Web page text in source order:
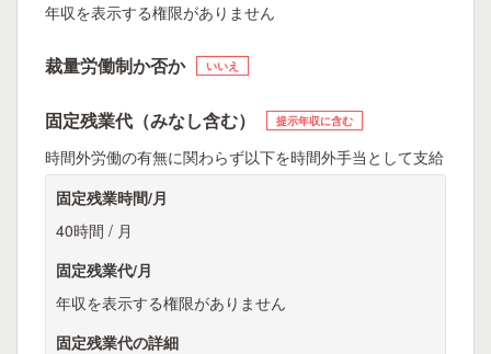
年収を表示する権限がありません
裁量労働制か否か いいえ
固定残業代（みなし含む） 提示年収に含む
時間外労働の有無に関わらず以下を時間外手当として支給
固定残業時間/月
40時間 / 月
固定残業代/月
年収を表示する権限がありません
固定残業代の詳細